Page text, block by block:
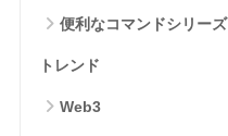
便利なコマンドシリーズ
トレンド
Web3